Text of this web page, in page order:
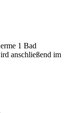
1 Bad
anschließend im